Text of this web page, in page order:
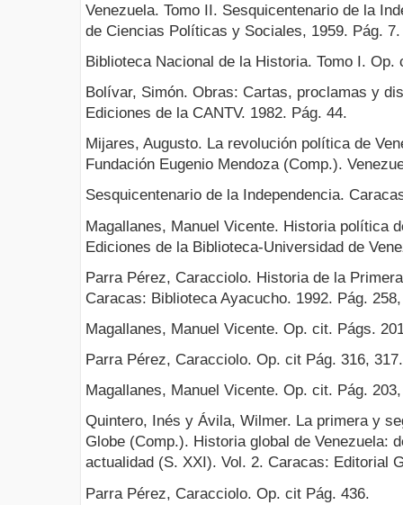
Venezuela. Tomo II. Sesquicentenario de la
de Ciencias Políticas y Sociales, 1959. Pág. 7.
Biblioteca Nacional de la Historia. Tomo I. Op.
Bolívar, Simón. Obras: Cartas, proclamas y
Ediciones de la CANTV. 1982. Pág. 44.
Mijares, Augusto. La revolución política de
Fundación Eugenio Mendoza (Comp.).
Sesquicentenario de la Independencia.
Magallanes, Manuel Vicente. Historia política
Ediciones de la Biblioteca-Universidad de
Parra Pérez, Caracciolo. Historia de la
Caracas: Biblioteca Ayacucho. 1992. Pág.
Magallanes, Manuel Vicente. Op. cit. Págs.
Parra Pérez, Caracciolo. Op. cit Pág. 316, 317.
Magallanes, Manuel Vicente. Op. cit. Pág.
Quintero, Inés y Ávila, Wilmer. La primera y
Globe (Comp.). Historia global de Venezuela:
actualidad (S. XXI). Vol. 2. Caracas: Editorial
Parra Pérez, Caracciolo. Op. cit Pág. 436.